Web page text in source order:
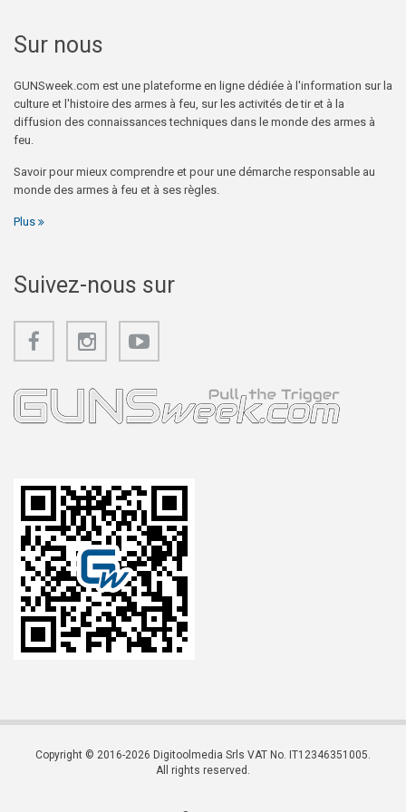
Sur nous
GUNSweek.com est une plateforme en ligne dédiée à l'information sur la
culture et l'histoire des armes à feu, sur les activités de tir et à la
diffusion des connaissances techniques dans le monde des armes à
feu.
Savoir pour mieux comprendre et pour une démarche responsable au
monde des armes à feu et à ses règles.
Plus
Suivez-nous sur
Copyright © 2016-2026 Digitoolmedia Srls VAT No. IT12346351005.
All rights reserved.